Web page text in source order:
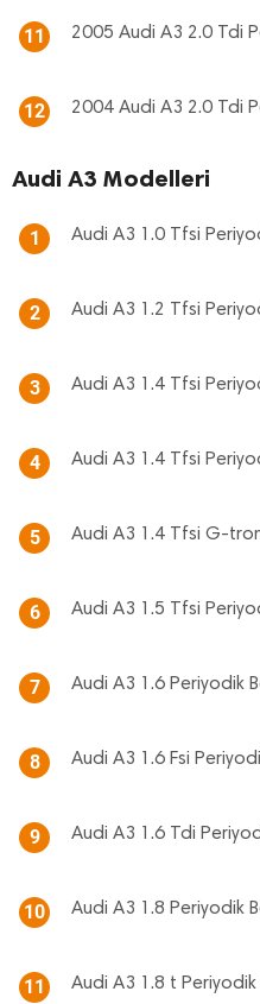
11 2005 Audi A3 2.0 Tdi
12 2004 Audi A3 2.0 Tdi
Audi A3 Modelleri
1 Audi A3 1.0 Tfsi
2 Audi A3 1.2 Tfsi
3 Audi A3 1.4 Tfsi
4 Audi A3 1.4 Tfsi
5 Audi A3 1.4 Tfsi G-
6 Audi A3 1.5 Tfsi
7 Audi A3 1.6 Periyodik
8 Audi A3 1.6 Fsi
9 Audi A3 1.6 Tdi
10 Audi A3 1.8 Periyodik
11 Audi A3 1.8 t Periyodik